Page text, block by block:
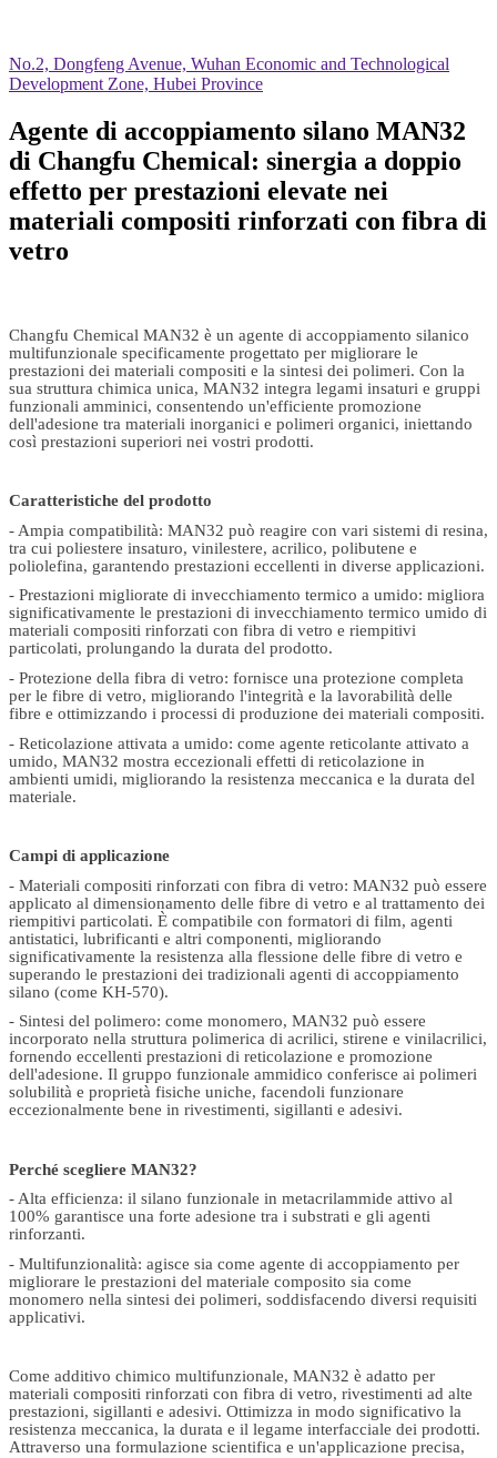
No.2, Dongfeng Avenue, Wuhan Economic and Technological
Development Zone, Hubei Province
Agente di accoppiamento silano MAN32
di Changfu Chemical: sinergia a doppio
effetto per prestazioni elevate nei
materiali compositi rinforzati con fibra di
vetro
Changfu Chemical MAN32 è un agente di accoppiamento silanico
multifunzionale specificamente progettato per migliorare le
prestazioni dei materiali compositi e la sintesi dei polimeri. Con la
sua struttura chimica unica, MAN32 integra legami insaturi e gruppi
funzionali amminici, consentendo un'efficiente promozione
dell'adesione tra materiali inorganici e polimeri organici, iniettando
così prestazioni superiori nei vostri prodotti.
Caratteristiche del prodotto
- Ampia compatibilità: MAN32 può reagire con vari sistemi di resina,
tra cui poliestere insaturo, vinilestere, acrilico, polibutene e
poliolefina, garantendo prestazioni eccellenti in diverse applicazioni.
- Prestazioni migliorate di invecchiamento termico a umido: migliora
significativamente le prestazioni di invecchiamento termico umido di
materiali compositi rinforzati con fibra di vetro e riempitivi
particolati, prolungando la durata del prodotto.
- Protezione della fibra di vetro: fornisce una protezione completa
per le fibre di vetro, migliorando l'integrità e la lavorabilità delle
fibre e ottimizzando i processi di produzione dei materiali compositi.
- Reticolazione attivata a umido: come agente reticolante attivato a
umido, MAN32 mostra eccezionali effetti di reticolazione in
ambienti umidi, migliorando la resistenza meccanica e la durata del
materiale.
Campi di applicazione
- Materiali compositi rinforzati con fibra di vetro: MAN32 può essere
applicato al dimensionamento delle fibre di vetro e al trattamento dei
riempitivi particolati. È compatibile con formatori di film, agenti
antistatici, lubrificanti e altri componenti, migliorando
significativamente la resistenza alla flessione delle fibre di vetro e
superando le prestazioni dei tradizionali agenti di accoppiamento
silano (come KH-570).
- Sintesi del polimero: come monomero, MAN32 può essere
incorporato nella struttura polimerica di acrilici, stirene e vinilacrilici,
fornendo eccellenti prestazioni di reticolazione e promozione
dell'adesione. Il gruppo funzionale ammidico conferisce ai polimeri
solubilità e proprietà fisiche uniche, facendoli funzionare
eccezionalmente bene in rivestimenti, sigillanti e adesivi.
Perché scegliere MAN32?
- Alta efficienza: il silano funzionale in metacrilammide attivo al
100% garantisce una forte adesione tra i substrati e gli agenti
rinforzanti.
- Multifunzionalità: agisce sia come agente di accoppiamento per
migliorare le prestazioni del materiale composito sia come
monomero nella sintesi dei polimeri, soddisfacendo diversi requisiti
applicativi.
Come additivo chimico multifunzionale, MAN32 è adatto per
materiali compositi rinforzati con fibra di vetro, rivestimenti ad alte
prestazioni, sigillanti e adesivi. Ottimizza in modo significativo la
resistenza meccanica, la durata e il legame interfacciale dei prodotti.
Attraverso una formulazione scientifica e un'applicazione precisa,